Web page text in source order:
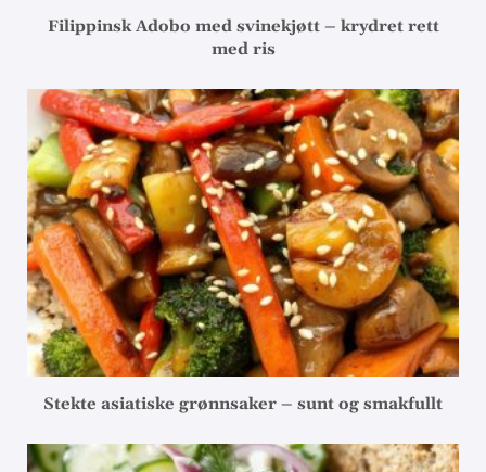
Filippinsk Adobo med svinekjøtt – krydret rett
med ris
Stekte asiatiske grønnsaker – sunt og smakfullt